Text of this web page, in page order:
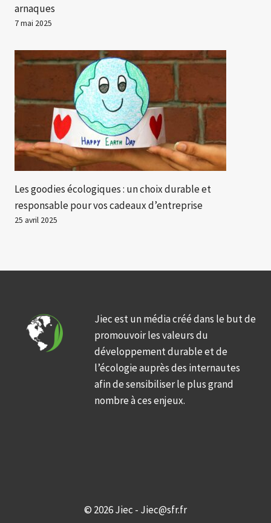
arnaques
7 mai 2025
Les goodies écologiques : un choix durable et
responsable pour vos cadeaux d’entreprise
25 avril 2025
Jiec est un média créé dans le but de
promouvoir les valeurs du
développement durable et de
l’écologie auprès des internautes
afin de sensibiliser le plus grand
nombre à ces enjeux.
© 2026 Jiec - Jiec@sfr.fr